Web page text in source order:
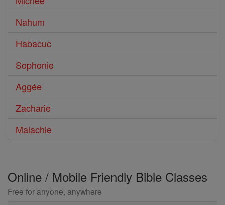
Nahum
Habacuc
Sophonie
Aggée
Zacharie
Malachie
Online / Mobile Friendly Bible Classes
Free for anyone, anywhere